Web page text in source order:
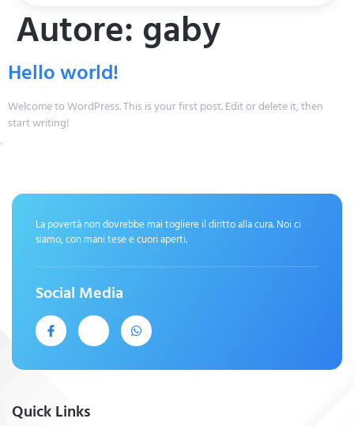
Autore: gaby
Hello world!
Welcome to WordPress. This is your first post. Edit or delete it, then
start writing!
La povertà non dovrebbe mai togliere il diritto alla cura. Noi ci
siamo, con mani tese e cuori aperti.
Social Media
Quick Links